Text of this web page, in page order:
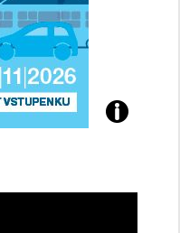
Přijďte